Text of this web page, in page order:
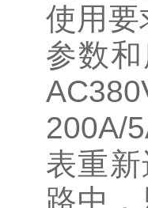
使用要
参数
200A/
表重
路中，